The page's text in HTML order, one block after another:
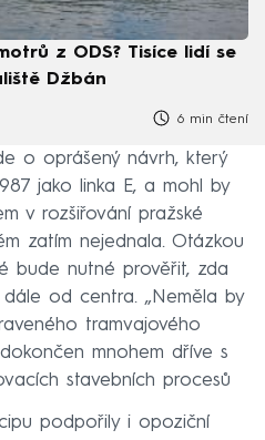
z ODS? Tisíce lidí se
Džbán
6 min čtení
o oprášený návrh, který
jako linka E, a mohl by
v rozšiřování pražské
zatím nejednala. Otázkou
bude nutné prověřit, zda
od centra. „Neměla by
tramvajového
mnohem dříve s
stavebních procesů
podpořily i opoziční